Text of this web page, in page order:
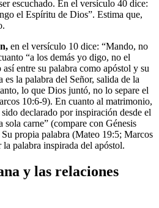
escuchado. En el versículo 40 dice:
el Espíritu de Dios”. Estima que,
en el versículo 10 dice: “Mando, no
“a los demás yo digo, no el
entre su palabra como apóstol y su
la palabra del Señor, salida de la
lo que Dios juntó, no lo separe el
10:6-9). En cuanto al matrimonio,
declarado por inspiración desde el
carne” (compare con Génesis
propia palabra (Mateo 19:5; Marcos
palabra inspirada del apóstol.
y las relaciones